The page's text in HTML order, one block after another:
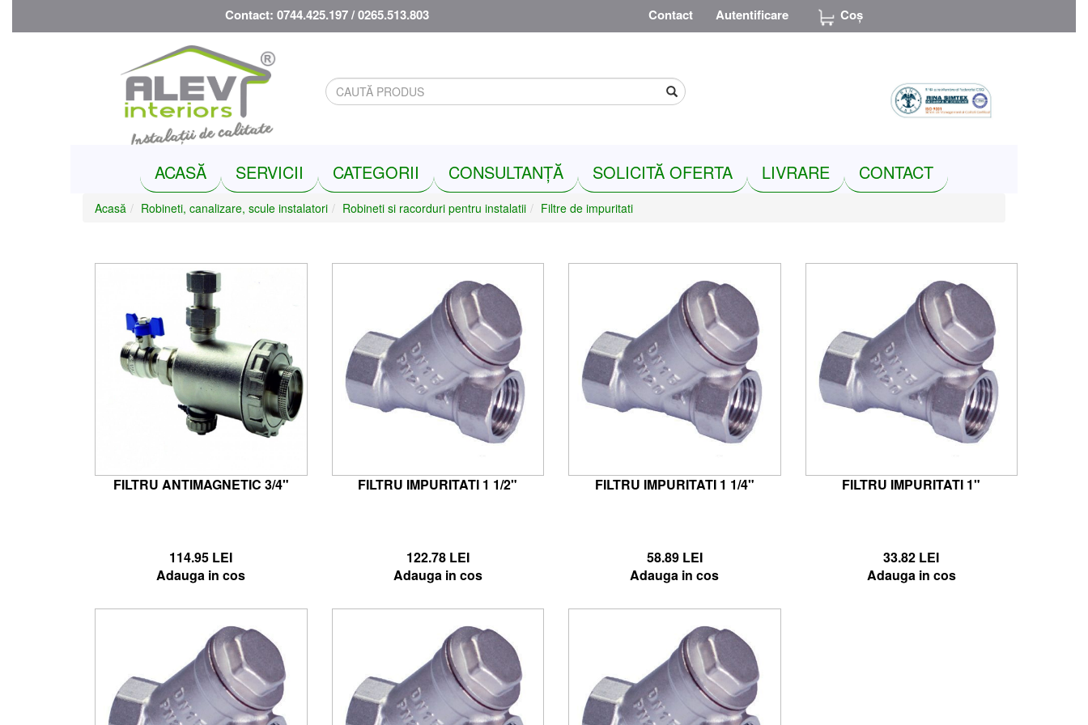
Contact: 0744.425.197 / 0265.513.803 Contact Autentificare
Coș
RON
ACASĂ SERVICII CATEGORII CONSULTANȚĂ SOLICITĂ OFERTA LIVRARE CONTACT
Acasă Robineti, canalizare, scule instalatori Robineti si racorduri pentru instalatii Filtre de impuritati
FILTRU ANTIMAGNETIC 3/4"
114.95 LEI
Adauga in cos
FILTRU IMPURITATI 1 1/2"
122.78 LEI
Adauga in cos
FILTRU IMPURITATI 1 1/4"
58.89 LEI
Adauga in cos
FILTRU IMPURITATI 1"
33.82 LEI
Adauga in cos